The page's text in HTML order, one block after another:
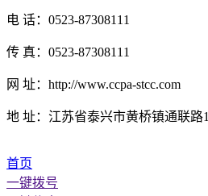
电 话：0523-87308111
传 真：0523-87308111
网 址：http://www.ccpa-stcc.com
地 址：江苏省泰兴市黄桥镇通联路
首页
一键拨号